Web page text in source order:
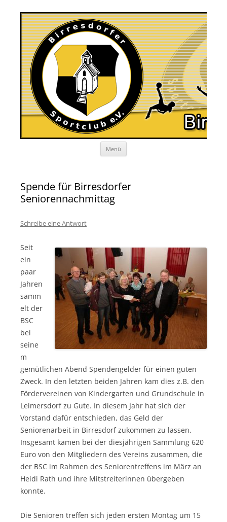
Menü
Spende für Birresdorfer
Seniorennachmittag
Schreibe eine Antwort
Seit
ein
paar
Jahren
samm
elt der
BSC
bei
seine
m
gemütlichen Abend Spendengelder für einen guten
Zweck. In den letzten beiden Jahren kam dies z.B. den
Fördervereinen von Kindergarten und Grundschule in
Leimersdorf zu Gute. In diesem Jahr hat sich der
Vorstand dafür entschieden, das Geld der
Seniorenarbeit in Birresdorf zukommen zu lassen.
Insgesamt kamen bei der diesjährigen Sammlung 620
Euro von den Mitgliedern des Vereins zusammen, die
der BSC im Rahmen des Seniorentreffens im März an
Heidi Rath und ihre Mitstreiterinnen übergeben
konnte.
Die Senioren treffen sich jeden ersten Montag um 15